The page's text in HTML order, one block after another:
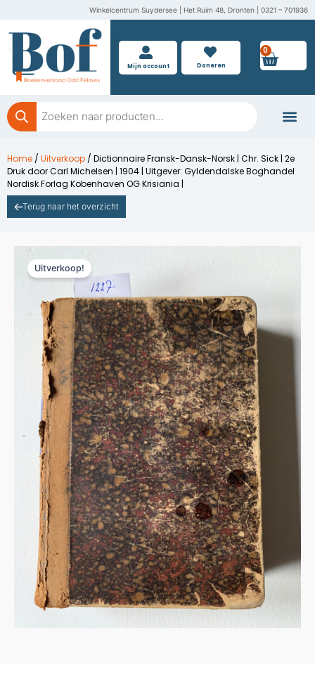
inhoud
Winkelcentrum Suydersee | Het Ruim 48, Dronten | 0321 – 701936
Mijn account Doneren
0
Producten
zoeken
Home / Uitverkoop / Dictionnaire Fransk-Dansk-Norsk | Chr. Sick | 2e
Druk door Carl Michelsen | 1904 | Uitgever: Gyldendalske Boghandel
Nordisk Forlag Kobenhaven OG Krisiania |
Terug naar het overzicht
Uitverkoop!